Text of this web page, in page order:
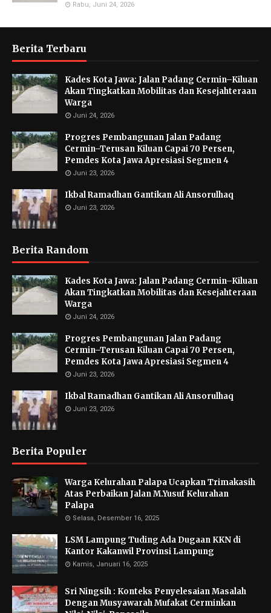
Rabu, Juni 24, 2026
Berita Terbaru
Kades Kota Jawa: Jalan Padang Cermin–Kiluan
Akan Tingkatkan Mobilitas dan Kesejahteraan
Warga
Juni 24, 2026
Progres Pembangunan Jalan Padang
Cermin–Terusan Kiluan Capai 70 Persen,
Pemdes Kota Jawa Apresiasi Segmen 4
Juni 23, 2026
Ikbal Ramadhan Gantikan Ali Ansorulhaq
Juni 23, 2026
Berita Random
Kades Kota Jawa: Jalan Padang Cermin–Kiluan
Akan Tingkatkan Mobilitas dan Kesejahteraan
Warga
Juni 24, 2026
Progres Pembangunan Jalan Padang
Cermin–Terusan Kiluan Capai 70 Persen,
Pemdes Kota Jawa Apresiasi Segmen 4
Juni 23, 2026
Ikbal Ramadhan Gantikan Ali Ansorulhaq
Juni 23, 2026
Berita Populer
Warga Kelurahan Palapa Ucapkan Trimakasih
Atas Perbaikan Jalan M.Yusuf Kelurahan
Palapa
Selasa, Desember 16, 2025
LSM Lampung Tuding Ada Dugaan KKN di
Kantor Kakanwil Provinsi Lampung
Kamis, Januari 16, 2025
Sri Ningsih : Konteks Penyelesaian Masalah
Dengan Musyawarah Mufakat Cerminkan